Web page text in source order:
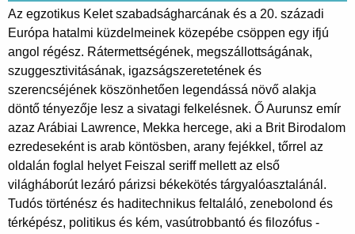
Az egzotikus Kelet szabadságharcának és a 20. századi
Európa hatalmi küzdelmeinek közepébe csöppen egy ifjú
angol régész. Rátermettségének, megszállottságának,
szuggesztivitásának, igazságszeretetének és
szerencséjének köszönhetően legendássá növő alakja
döntő tényezője lesz a sivatagi felkelésnek. Ő Aurunsz emír
azaz Arábiai Lawrence, Mekka hercege, aki a Brit Birodalom
ezredeseként is arab köntösben, arany fejékkel, tőrrel az
oldalán foglal helyet Feiszal seriff mellett az első
világháborút lezáró párizsi békekötés tárgyalóasztalánál.
Tudós történész és haditechnikus feltaláló, zenebolond és
térképész, politikus és kém, vasútrobbantó és filozófus -